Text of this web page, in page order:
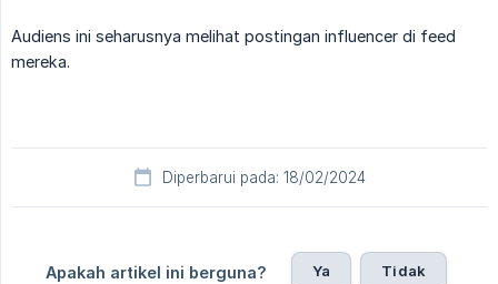
Audiens ini seharusnya melihat postingan influencer di feed
mereka.
Diperbarui pada: 18/02/2024
Apakah artikel ini berguna? Ya Tidak